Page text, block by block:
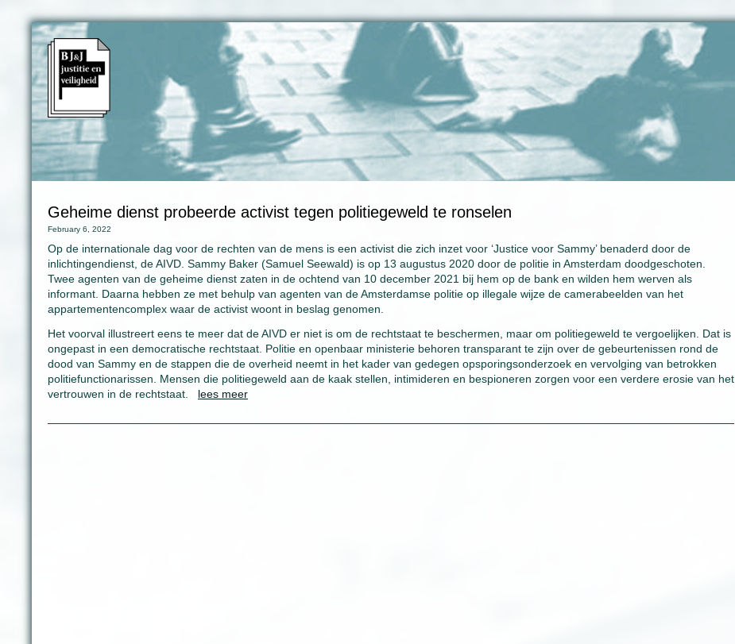
Geheime dienst probeerde activist tegen politiegeweld te ronselen
February 6, 2022
Op de internationale dag voor de rechten van de mens is een activist die zich inzet voor ‘Justice voor Sammy’ benaderd door de
inlichtingendienst, de AIVD. Sammy Baker (Samuel Seewald) is op 13 augustus 2020 door de politie in Amsterdam doodgeschoten.
Twee agenten van de geheime dienst zaten in de ochtend van 10 december 2021 bij hem op de bank en wilden hem werven als
informant. Daarna hebben ze met behulp van agenten van de Amsterdamse politie op illegale wijze de camerabeelden van het
appartementencomplex waar de activist woont in beslag genomen.
Het voorval illustreert eens te meer dat de AIVD er niet is om de rechtstaat te beschermen, maar om politiegeweld te vergoelijken. Dat is
ongepast in een democratische rechtstaat. Politie en openbaar ministerie behoren transparant te zijn over de gebeurtenissen rond de
dood van Sammy en de stappen die de overheid neemt in het kader van gedegen opsporingsonderzoek en vervolging van betrokken
politiefunctionarissen. Mensen die politiegeweld aan de kaak stellen, intimideren en bespioneren zorgen voor een verdere erosie van het
vertrouwen in de rechtstaat. lees meer